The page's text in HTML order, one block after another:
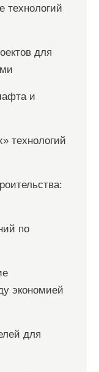
технологий
для
и
технологий
по
экономией
для